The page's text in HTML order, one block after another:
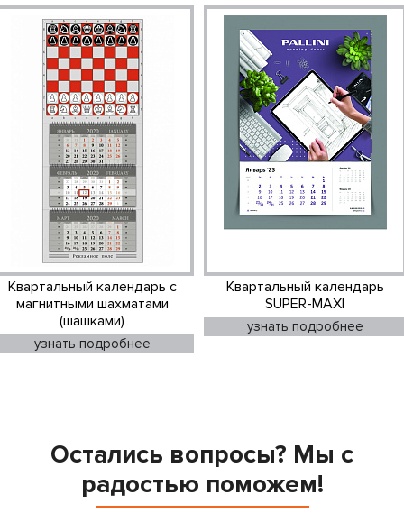
Квартальный календарь с
магнитными шахматами
(шашками)
узнать подробнее
Квартальный календарь
SUPER-MAXI
узнать подробнее
Остались вопросы? Мы с
радостью поможем!